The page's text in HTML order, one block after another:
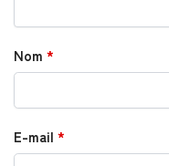
Nom *
E-mail *